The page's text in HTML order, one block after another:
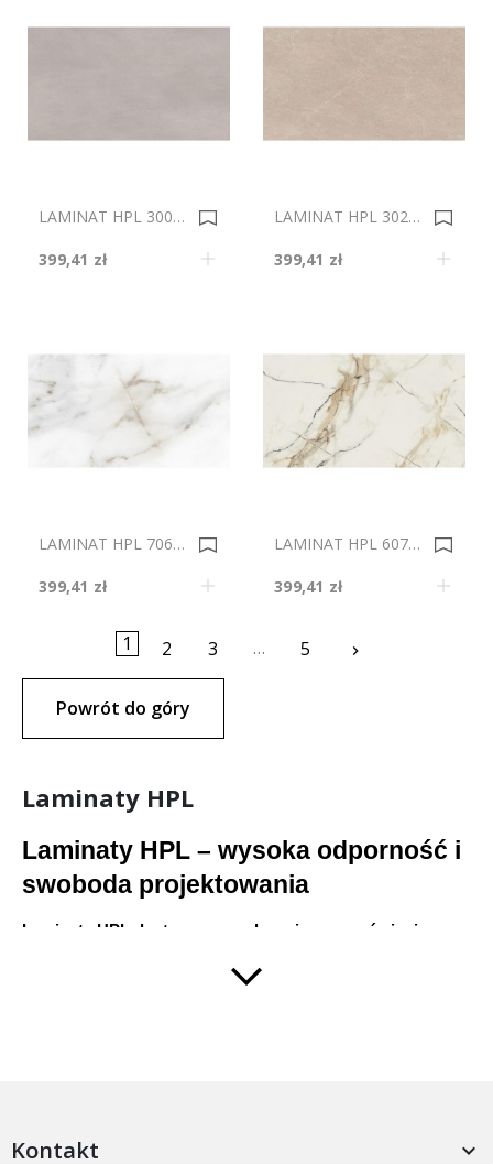
LAMINAT HPL 30090/TO 4100x1320X0,5 0034024
399,41 zł
LAMINAT HPL 30220/TO 4100x1320X0,5 0034006
399,41 zł
LAMINAT HPL 70601/SM 4100x1320X0,5 0033996
399,41 zł
LAMINAT HPL 60724/VL 4100x1320X0,5 0033993
399,41 zł
1 2 3 … 5 keyboard_arrow_right
Powrót do góry
Laminaty HPL
Laminaty HPL – wysoka odporność i
swoboda projektowania
Laminaty HPL dostępne są wyłącznie na zamówienie.
. To rozwiązanie dedykowane realizacjom planowanym z
temperaturę i działanie czynników chemicznych. Z tego
Kontakt 